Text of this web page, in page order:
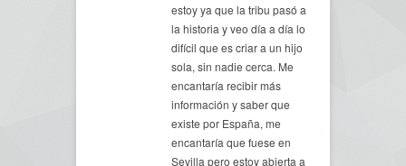
estoy ya que la tribu pasó a
la historia y veo día a día lo
difícil que es criar a un hijo
sola, sin nadie cerca. Me
encantaría recibir más
información y saber que
existe por España, me
encantaría que fuese en
Sevilla pero estoy abierta a